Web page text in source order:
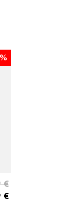
€
€